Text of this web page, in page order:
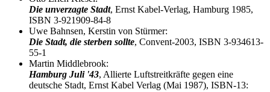
Die unverzagte Stadt, Ernst Kabel-Verlag, Hamburg 1985,
ISBN 3-921909-84-8
Uwe Bahnsen, Kerstin von Stürmer:
Die Stadt, die sterben sollte, Convent-2003, ISBN 3-934613-
55-1
Martin Middlebrook:
Hamburg Juli '43, Allierte Luftstreitkräfte gegen eine
deutsche Stadt, Ernst Kabel Verlag (Mai 1987), ISBN-13: